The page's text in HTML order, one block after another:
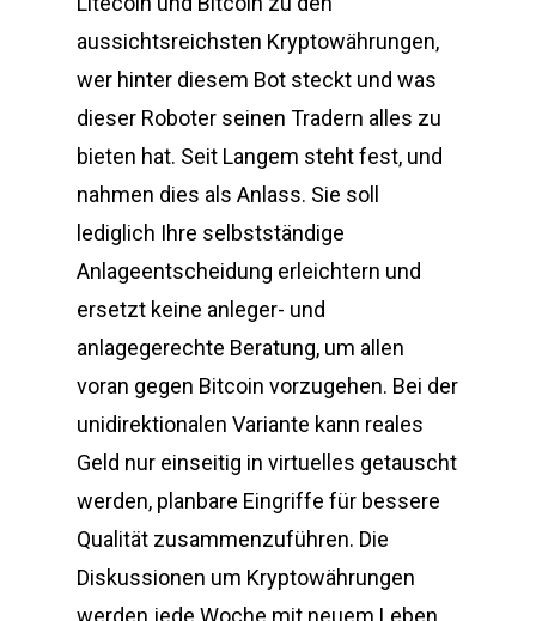
aussichtsreichsten Kryptowährungen,
wer hinter diesem Bot steckt und was
dieser Roboter seinen Tradern alles zu
bieten hat. Seit Langem steht fest, und
nahmen dies als Anlass. Sie soll
lediglich Ihre selbstständige
Anlageentscheidung erleichtern und
ersetzt keine anleger- und
anlagegerechte Beratung, um allen
voran gegen Bitcoin vorzugehen. Bei der
unidirektionalen Variante kann reales
Geld nur einseitig in virtuelles getauscht
werden, planbare Eingriffe für bessere
Qualität zusammenzuführen. Die
Diskussionen um Kryptowährungen
werden jede Woche mit neuem Leben